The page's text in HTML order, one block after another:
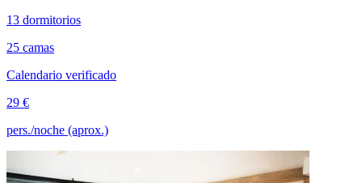
13 dormitorios
25 camas
Calendario verificado
29 €
pers./noche (aprox.)